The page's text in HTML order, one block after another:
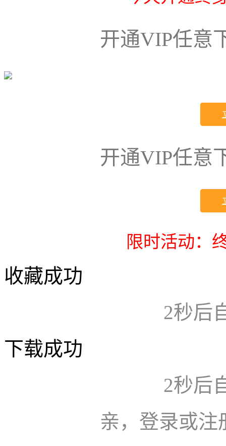
开通VIP任意
开通VIP任意
限时活动：
收藏成功
2秒后
下载成功
2秒后
亲，登录或注